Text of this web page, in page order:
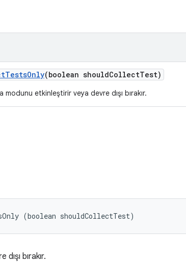
TestsOnly(boolean shouldCollectTest)
modunu etkinleştirir veya devre dışı bırakır.
(boolean shouldCollectTest)
bırakır.